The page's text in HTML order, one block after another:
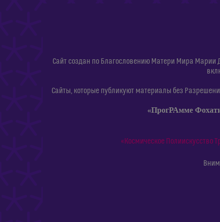
Сайт создан по Благословению Матери Мира
Сайты, которые публикуют материалы без
«ПрогРАмме
«Космическое Полиискусство